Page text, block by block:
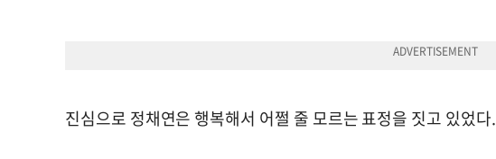
진심으로 정채연은 행복해서 어쩔 줄 모르는 표정을 짓고 있었다.